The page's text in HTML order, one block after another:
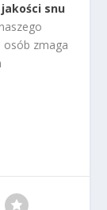
snu
osób zmaga